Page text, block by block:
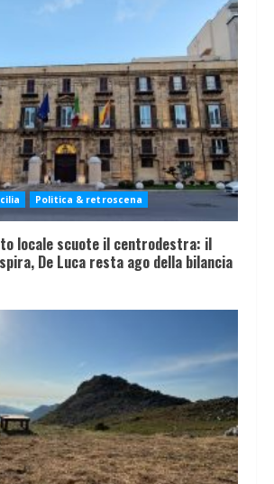
Politica & retroscena
locale scuote il centrodestra: il
De Luca resta ago della bilancia